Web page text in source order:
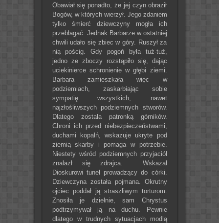
Obawiał się ponadto, że jej czyn obraził
Bogów, w których wierzył. Jego zdaniem
tylko śmierć dziewczyny mogła ich
przebłagać. Jednak Barbarze w ostatniej
chwili udało się zbiec w góry. Ruszył za
nią pościg. Gdy pogoń była tuż-tuż,
jedno ze zboczy rozstąpiło się, dając
uciekinierce schronienie w głębi ziemi.
Barbara zamieszkała więc w
podziemiach, zaskarbiając sobie
sympatię wszystkich, nawet
najzłośliwszych podziemnych stworów.
Dlatego została patronką górników.
Chroni ich przed niebezpieczeństwami,
duchami kopalń, wskazuje ukryte pod
ziemią skarby i pomaga w potrzebie.
Niestety wśród podziemnych przyjaciół
znalazł się zdrajca. Wskazał
Dioskurowi tunel prowadzący do córki.
Dziewczyna została pojmana. Okrutny
ojciec poddał ją straszliwym torturom.
Znosiła je dzielnie, sam Chrystus
podtrzymywał ją na duchu. Pewnie
dlatego w trudnych sytuacjach modlą